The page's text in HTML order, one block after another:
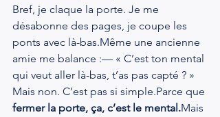
Bref, je claque la porte. Je me
désabonne des pages, je coupe les
ponts avec là-bas.Même une ancienne
amie me balance :— « C’est ton mental
qui veut aller là-bas, t’as pas capté ? »
Mais non. C’est pas si simple.Parce que
fermer la porte, ça, c’est le mental.Mais